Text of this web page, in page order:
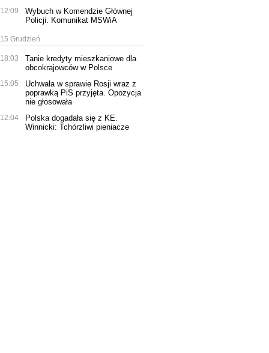
12:09
Wybuch w Komendzie Głównej
Policji. Komunikat MSWiA
15 Grudzień
18:03
Tanie kredyty mieszkaniowe dla
obcokrajowców w Polsce
15:05
Uchwała w sprawie Rosji wraz z
poprawką PiS przyjęta. Opozycja
nie głosowała
12:04
Polska dogadała się z KE.
Winnicki: Tchórzliwi pieniacze